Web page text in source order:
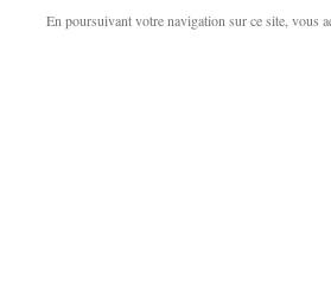
En poursuivant votre navigation sur ce site, vous